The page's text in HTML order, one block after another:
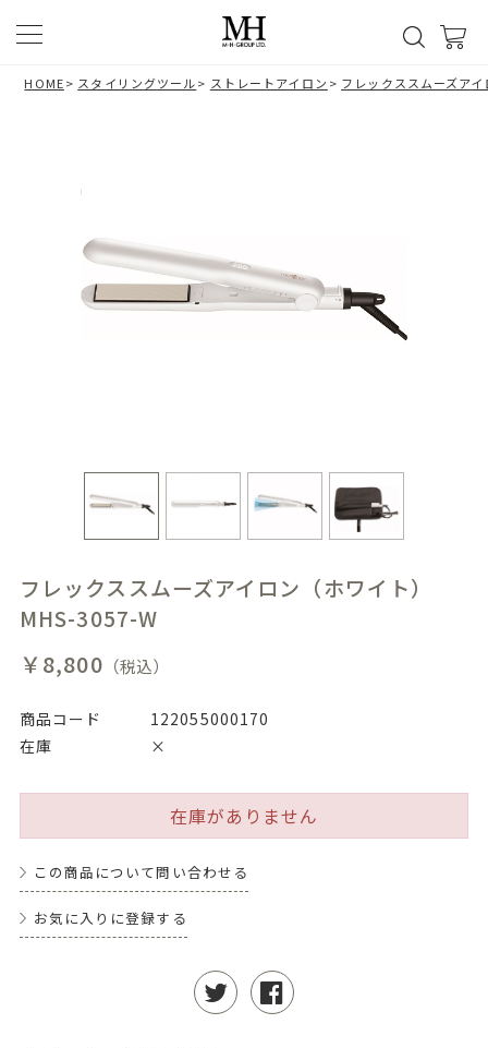
HOME> スタイリングツール> ストレートアイロン > フレックススムーズア
フレックススムーズアイロン（ホワイト）
MHS-3057-W
￥8,800 （税込）
商品コード
122055000170
在庫
×
在庫がありません
この商品について問い合わせる
お気に入りに登録する